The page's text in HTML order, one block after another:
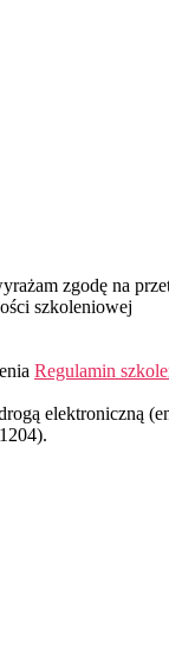
zgodę na
szkoleniowej
Regulamin
elektroniczną